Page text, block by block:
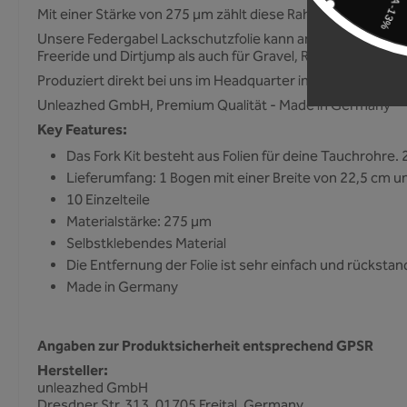
Mit einer Stärke von 275 µm zählt diese
Unsere Federgabel Lackschutzfolie kann an jeglichen
Freeride und Dirtjump als auch für Gravel, Rennrad,
Produziert direkt bei uns im Headquarter in Deutschland!
Unleazhed GmbH, Premium Qualität - Made in Germany
Key Features:
Das Fork Kit besteht aus Folien für deine
Lieferumfang: 1 Bogen mit einer Breite von 22,5 cm
10 Einzelteile
Materialstärke: 275 µm
Selbstklebendes Material
Die Entfernung der Folie ist sehr einfach und
Made in Germany
Angaben zur Produktsicherheit entsprechend GPSR
Hersteller:
unleazhed GmbH